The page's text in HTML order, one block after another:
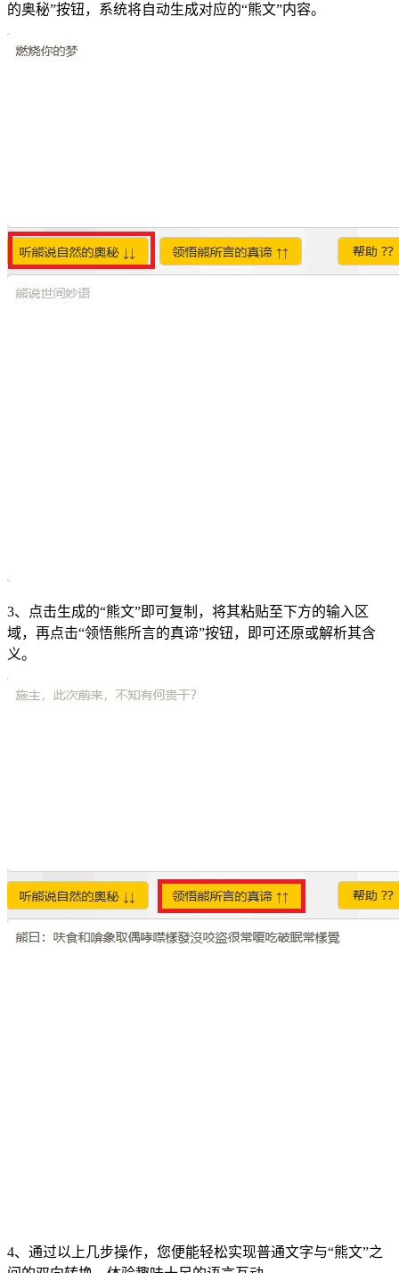
的奥秘”按钮，系统将自动生成对应的“熊文”内容。
3、点击生成的“熊文”即可复制，将其粘贴至下方的输入区
域，再点击“领悟熊所言的真谛”按钮，即可还原或解析其含
义。
4、通过以上几步操作，您便能轻松实现普通文字与“熊文”之